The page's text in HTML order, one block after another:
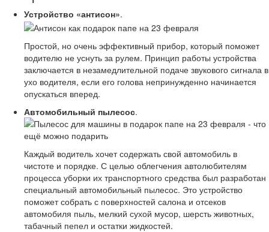
Устройство «антисон».
Простой, но очень эффективный прибор, который поможет
водителю не уснуть за рулем. Принцип работы устройства
заключается в незамедлительной подаче звукового сигнала в
ухо водителя, если его голова непринужденно начинается
опускаться вперед.
Автомобильный пылесос.
Каждый водитель хочет содержать свой автомобиль в
чистоте и порядке. С целью облегчения автолюбителям
процесса уборки их транспортного средства был разработан
специальный автомобильный пылесос. Это устройство
поможет собрать с поверхностей салона и отсеков
автомобиля пыль, мелкий сухой мусор, шерсть животных,
табачный пепел и остатки жидкостей.